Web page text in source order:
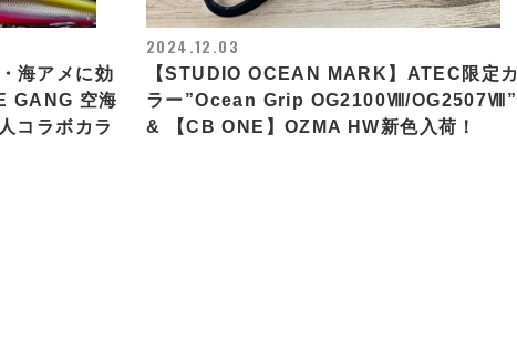
海アメに効
GANG 空海
コラボカラ
2024.12.03
【STUDIO OCEAN MARK】ATEC限定カ
ラー”Ocean Grip OG2100Ⅷ/OG2507Ⅷ”
& 【CB ONE】OZMA HW新色入荷！